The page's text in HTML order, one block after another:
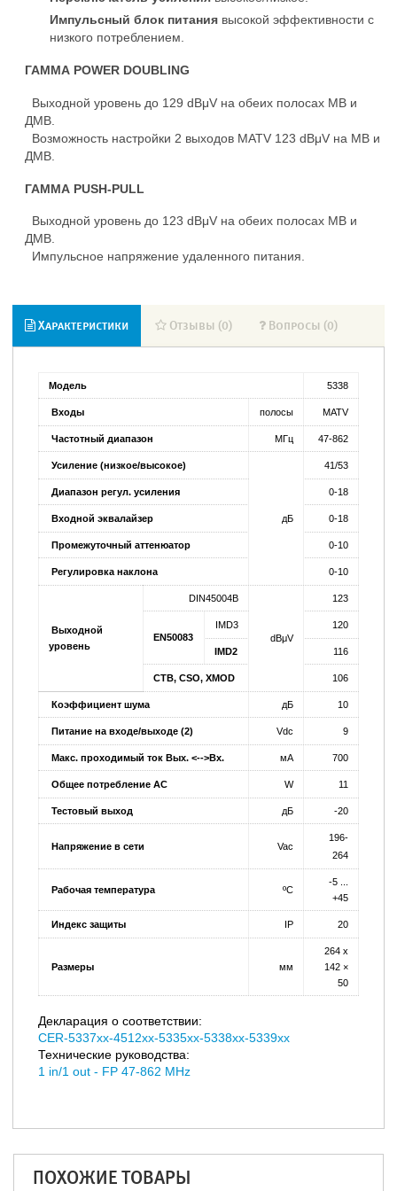
Импульсный блок питания высокой эффективности с
низкого потреблением.
ГАММА POWER DOUBLING
Выходной уровень до 129 dBμV на обеих полосах МВ и
ДМВ.
Возможность настройки 2 выходов MATV 123 dBμV на МВ и
ДМВ.
ГАММА PUSH-PULL
Выходной уровень до 123 dBμV на обеих полосах МВ и
ДМВ.
Импульсное напряжение удаленного питания.
Характеристики Отзывы (0) Вопросы (0)
Модель 5338
Входы полосы MATV
Частотный диапазон МГц 47-862
Усиление (низкое/высокое)
дБ
41/53
Диапазон регул. усиления 0-18
Входной эквалайзер 0-18
Промежуточный аттенюатор 0-10
Регулировка наклона 0-10
Выходной
уровень
DIN45004B
dBμV
123
EN50083
IMD3 120
IMD2 116
CTB, CSO, XMOD 106
Коэффициент шума дБ 10
Питание на входе/выходе (2) Vdc 9
Макс. проходимый ток Вых. <-->Вх. мA 700
Общее потребление AC W 11
Тестовый выход дБ -20
Напряжение в сети Vac
196-
264
Рабочая температура ºC
-5 ...
+45
Индекс защиты IP 20
Размеры мм
264 x
142 ×
50
Декларация о соответствии:
CER-5337xx-4512xx-5335xx-5338xx-5339xx
Технические руководства:
1 in/1 out - FP 47-862 MHz
ПОХОЖИЕ ТОВАРЫ